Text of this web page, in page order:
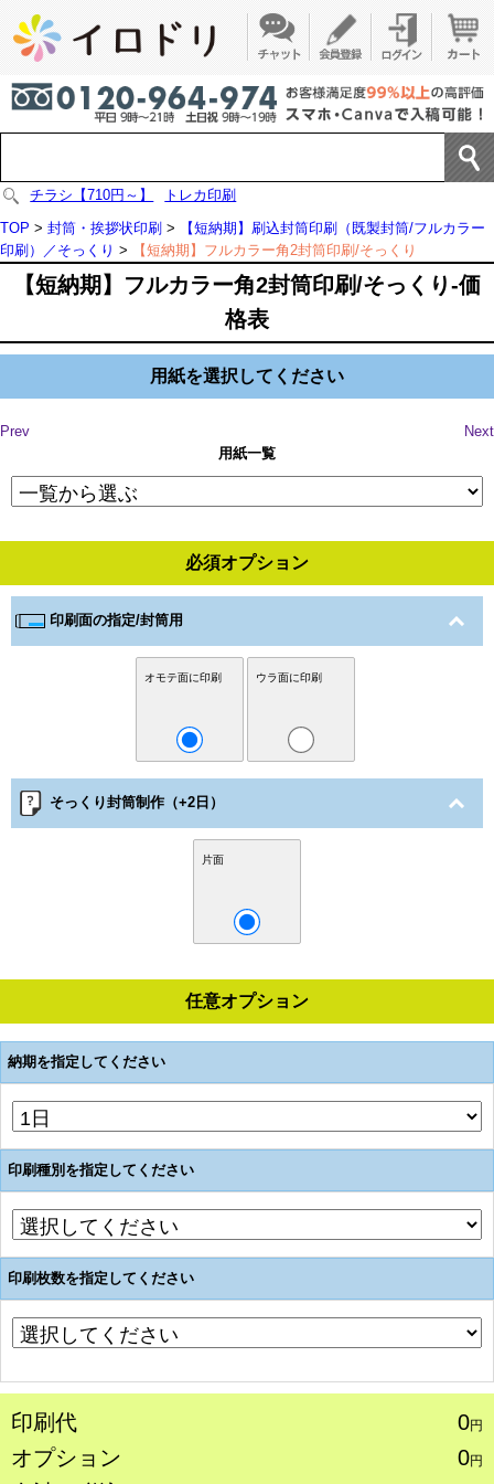
チラシ【710円～】
トレカ印刷
TOP > 封筒・挨拶状印刷 >
【短納期】刷込封筒印刷（既製封筒/フルカラー
印刷）／そっくり > 【短納期】フルカラー角2封筒印刷/そっくり
【短納期】フルカラー角2封筒印刷/そっくり-価
格表
用紙を選択してください
Prev
Next
用紙一覧
必須オプション
印刷面の指定/封筒用
オモテ面に印刷 ウラ面に印刷
そっくり封筒制作（+2日）
片面
任意オプション
納期を指定してください
印刷種別を指定してください
印刷枚数を指定してください
印刷代 0円
オプション 0円